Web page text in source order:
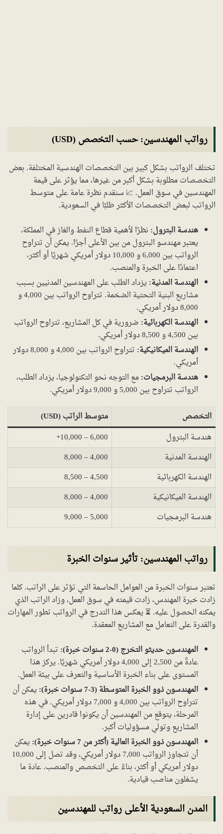
رواتب المهندسين: حسب التخصص (USD)
تختلف الرواتب بشكل كبير بين التخصصات الهندسية المختلفة. بعض
التخصصات مطلوبة بشكل أكبر من غيرها، مما يؤثر على قيمة
المهندسين في سوق العمل. 📈 سنقدم نظرة عامة على متوسط
الرواتب لبعض التخصصات الأكثر طلبًا في السعودية.
هندسة البترول: نظرًا لأهمية قطاع النفط والغاز في المملكة،
يعتبر مهندسو البترول من بين الأعلى أجرًا. يمكن أن تتراوح
الرواتب بين 6,000 و 10,000 دولار أمريكي شهريًا أو أكثر،
اعتمادًا على الخبرة والمنصب.
الهندسة المدنية: يزداد الطلب على المهندسين المدنيين بسبب
مشاريع البنية التحتية الضخمة. تتراوح الرواتب بين 4,000 و
8,000 دولار أمريكي.
الهندسة الكهربائية: ضرورية في كل المشاريع، تتراوح الرواتب
بين 4,500 و 8,500 دولار أمريكي.
الهندسة الميكانيكية:
تتراوح الرواتب بين 4,000 و 8,000 دولار
أمريكي.
هندسة البرمجيات:مع التوجه نحو التكنولوجيا، يزداد الطلب،
الرواتب تتراوح بين 5,000 و 9,000 دولار أمريكي.
التخصص
متوسط الراتب (USD)
هندسة البترول
6,000 – 10,000+
الهندسة المدنية
4,000 – 8,000
الهندسة الكهربائية
4,500 – 8,500
الهندسة الميكانيكية
4,000 – 8,000
هندسة البرمجيات
5,000 – 9,000
رواتب المهندسين: تأثير سنوات الخبرة
تعتبر سنوات الخبرة من العوامل الحاسمة التي تؤثر على الراتب. كلما
زادت خبرة المهندس، زادت قيمته في سوق العمل، وزاد الراتب الذي
يمكنه الحصول عليه. ⏳ يعكس هذا التدرج في الرواتب تطور المهارات
والقدرة على التعامل مع المشاريع المعقدة.
المهندسون حديثو التخرج (0-2 سنوات خبرة):
تبدأ الرواتب
عادةً من 2,500 إلى 4,000 دولار أمريكي شهريًا. يركز هذا
المستوى على بناء الخبرة الأساسية والتعرف على بيئة العمل.
المهندسون ذوو الخبرة المتوسطة (3-7 سنوات خبرة):
يمكن أن
تتراوح الرواتب بين 4,000 و 7,000 دولار أمريكي. في هذه
المرحلة، يتوقع من المهندسين أن يكونوا قادرين على إدارة
المشاريع وتولي مسؤوليات أكبر.
المهندسون ذوو الخبرة العالية (أكثر من 7 سنوات خبرة):
يمكن
أن تتجاوز الرواتب 7,000 دولار أمريكي، وقد تصل إلى 10,000
دولار أمريكي أو أكثر، بناءً على التخصص والمنصب. عادة ما
يشغلون مناصب قيادية.
المدن السعودية الأعلى رواتب للمهندسين